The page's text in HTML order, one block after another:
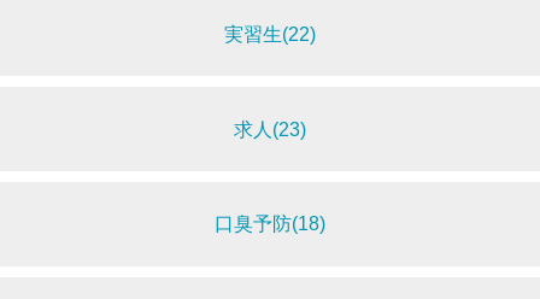
実習生(22)
求人(23)
口臭予防(18)